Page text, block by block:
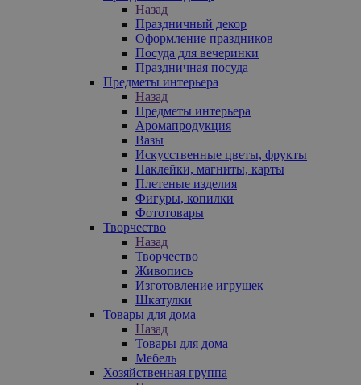
Назад
Праздничный декор
Оформление праздников
Посуда для вечеринки
Праздничная посуда
Предметы интерьера
Назад
Предметы интерьера
Аромапродукция
Вазы
Искусственные цветы, фрукты
Наклейки, магниты, карты
Плетеные изделия
Фигуры, копилки
Фототовары
Творчество
Назад
Творчество
Живопись
Изготовление игрушек
Шкатулки
Товары для дома
Назад
Товары для дома
Мебель
Хозяйственная группа